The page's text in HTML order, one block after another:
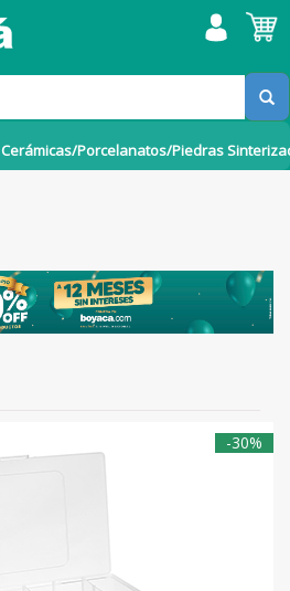
Cerámicas/Porcelanatos/Piedras
-30%